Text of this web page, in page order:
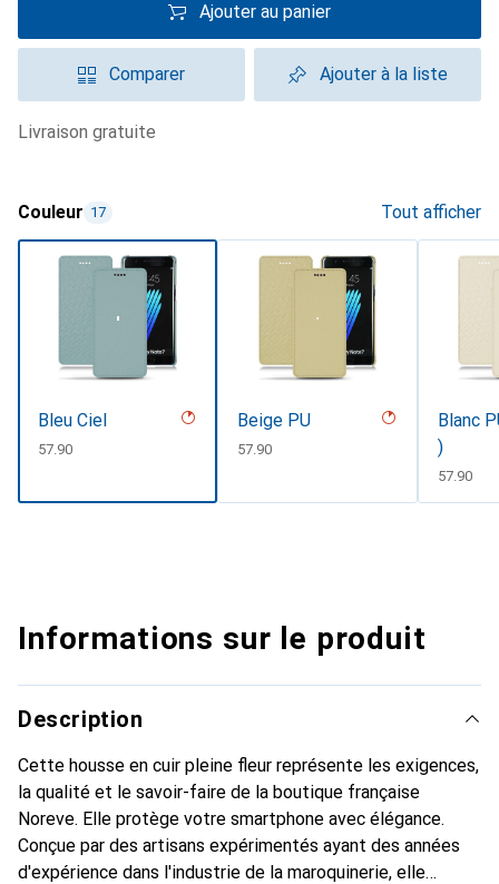
Ajouter au panier
Comparer Ajouter à la liste
livraison gratuite
Couleur 17 Tout afficher
Bleu Ciel
CHF
57.90
Beige PU
CHF
57.90
Blanc
)
CHF
57.90
Informations sur le produit
Description
Cette housse en cuir pleine fleur représente les exigences,
la qualité et le savoir-faire de la boutique française
Noreve. Elle protège votre smartphone avec élégance.
Conçue par des artisans expérimentés ayant des années
d'expérience dans l'industrie de la maroquinerie, elle